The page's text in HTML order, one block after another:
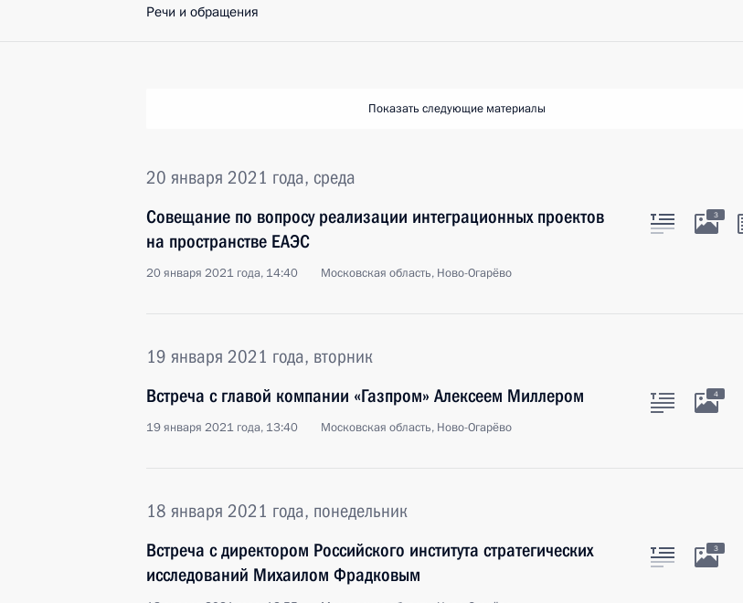
Речи и обращения
Показать следующие материалы
20 января 2021 года, среда
Совещание по вопросу реализации интеграционных проектов
на пространстве ЕАЭС
20 января 2021 года, 14:40 Московская область, Ново-Огарёво
3
19 января 2021 года, вторник
Встреча с главой компании «Газпром» Алексеем Миллером
19 января 2021 года, 13:40 Московская область, Ново-Огарёво
4
18 января 2021 года, понедельник
Встреча с директором Российского института стратегических
исследований Михаилом Фрадковым
3